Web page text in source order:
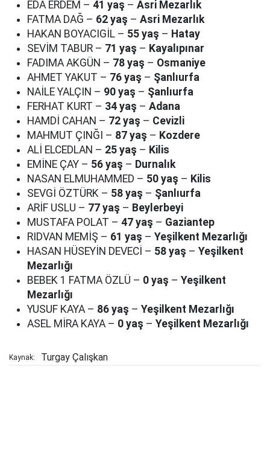
EDA ERDEM – 41 yaş – Asri Mezarlık
FATMA DAĞ – 62 yaş – Asri Mezarlık
HAKAN BOYACIGİL – 55 yaş – Hatay
SEVİM TABUR – 71 yaş – Kayalıpınar
FADIMA AKGÜN – 78 yaş – Osmaniye
AHMET YAKUT – 76 yaş – Şanlıurfa
NAİLE YALÇIN – 90 yaş – Şanlıurfa
FERHAT KURT – 34 yaş – Adana
HAMDİ CAHAN – 72 yaş – Cevizli
MAHMUT ÇINĞI – 87 yaş – Kozdere
ALİ ELCEDLAN – 25 yaş – Kilis
EMİNE ÇAY – 56 yaş – Durnalık
NASAN ELMUHAMMED – 50 yaş – Kilis
SEVGİ ÖZTÜRK – 58 yaş – Şanlıurfa
ARİF USLU – 77 yaş – Beylerbeyi
MUSTAFA POLAT – 47 yaş – Gaziantep
RIDVAN MEMİŞ – 61 yaş – Yeşilkent Mezarlığı
HASAN HÜSEYİN DEVECİ – 58 yaş – Yeşilkent
Mezarlığı
BEBEK 1 FATMA ÖZLÜ – 0 yaş – Yeşilkent
Mezarlığı
YUSUF KAYA – 86 yaş – Yeşilkent Mezarlığı
ASEL MİRA KAYA – 0 yaş – Yeşilkent Mezarlığı
Kaynak: Turgay Çalışkan